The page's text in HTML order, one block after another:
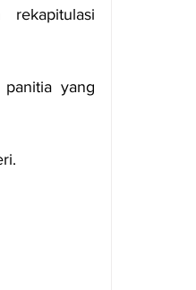
yang